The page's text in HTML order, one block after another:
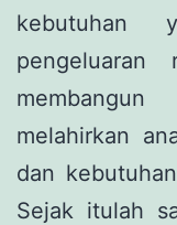
kebutuhan
pengeluaran
melahirkan
dan
Sejak itulah